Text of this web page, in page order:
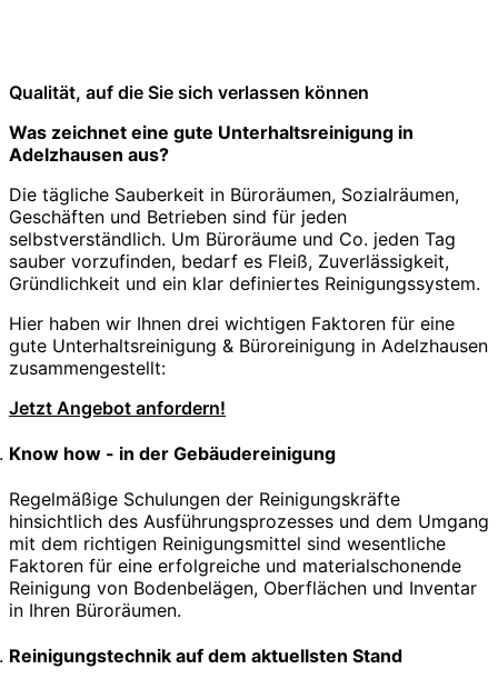
Qualität, auf die Sie sich verlassen können
Was zeichnet eine gute Unterhaltsreinigung in
Adelzhausen aus?
Die tägliche Sauberkeit in Büroräumen, Sozialräumen,
Geschäften und Betrieben sind für jeden
selbstverständlich. Um Büroräume und Co. jeden Tag
sauber vorzufinden, bedarf es Fleiß, Zuverlässigkeit,
Gründlichkeit und ein klar definiertes Reinigungssystem.
Hier haben wir Ihnen drei wichtigen Faktoren für eine
gute Unterhaltsreinigung & Büroreinigung in Adelzhausen
zusammengestellt:
Jetzt Angebot anfordern!
Know how - in der Gebäudereinigung
Regelmäßige Schulungen der Reinigungskräfte
hinsichtlich des Ausführungsprozesses und dem Umgang
mit dem richtigen Reinigungsmittel sind wesentliche
Faktoren für eine erfolgreiche und materialschonende
Reinigung von Bodenbelägen, Oberflächen und Inventar
in Ihren Büroräumen.
Reinigungstechnik auf dem aktuellsten Stand